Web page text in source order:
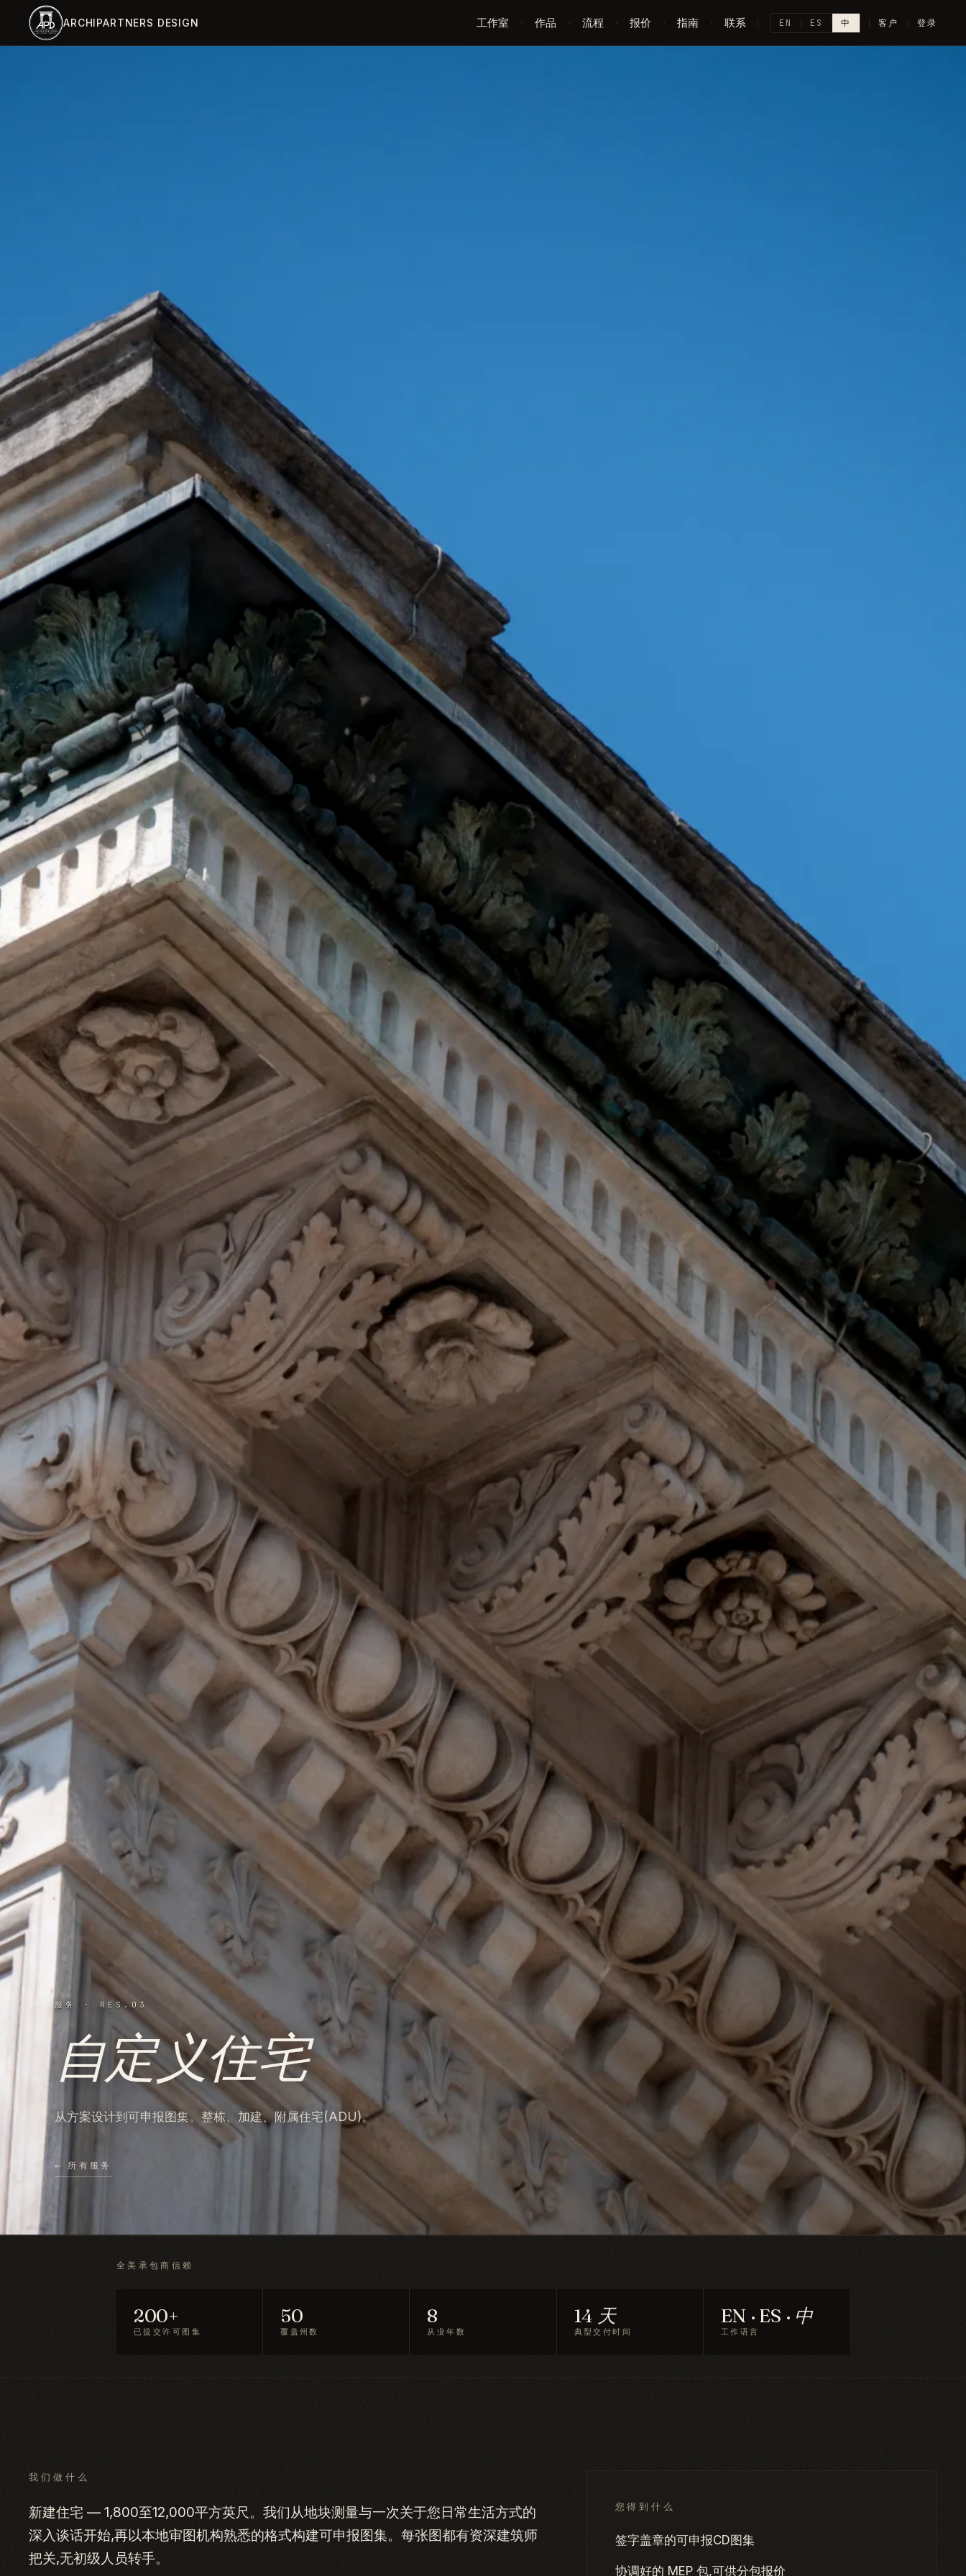
跳到主内容
ARCHIPARTNERS DESIGN 工作室 · 作品 · 流程 · 报价 · 指南 · 联系 EN ES 中 客户 登录
服务 · RES.03
自定义住宅
从方案设计到可申报图集。整栋、加建、附属住宅(ADU)。
← 所有服务
全美承包商信赖
200+
已提交许可图集
50
覆盖州数
8
从业年数
14 天
典型交付时间
EN · ES · 中
工作语言
我们做什么
新建住宅 — 1,800至12,000平方英尺。我们从地块测量与一次关于您日常生活方式的
深入谈话开始,再以本地审图机构熟悉的格式构建可申报图集。每张图都有资深建筑师
把关,无初级人员转手。
您得到什么
签字盖章的可申报CD图集
协调好的 MEP 包,可供分包报价